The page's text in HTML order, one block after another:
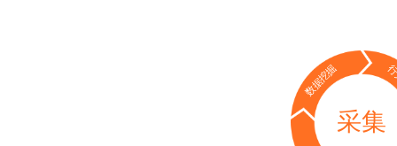
采集
数据挖掘